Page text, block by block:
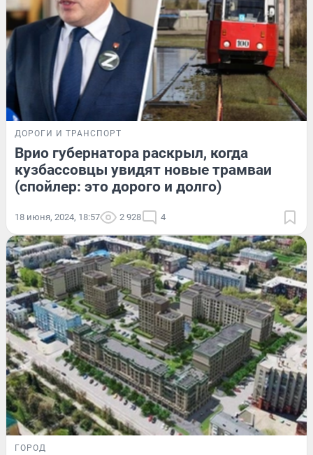
ДОРОГИ И ТРАНСПОРТ
Врио губернатора раскрыл, когда
кузбассовцы увидят новые трамваи
(спойлер: это дорого и долго)
18 июня, 2024, 18:57 2 928 4
ГОРОД